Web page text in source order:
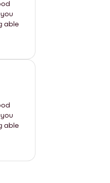
able
able